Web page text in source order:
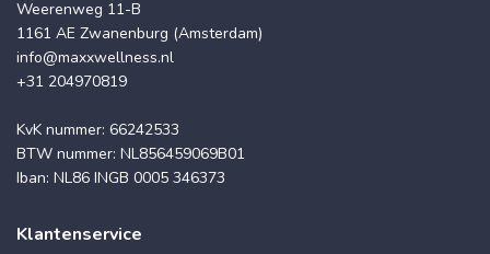
Weerenweg 11-B
1161 AE Zwanenburg (Amsterdam)
info@maxxwellness.nl
+31 204970819
KvK nummer: 66242533
BTW nummer: NL856459069B01
Iban: NL86 INGB 0005 346373
Klantenservice